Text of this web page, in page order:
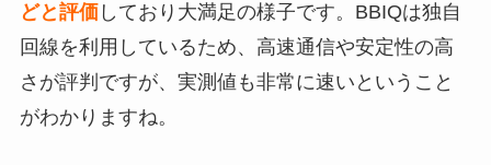
どと評価しており大満足の様子です。BBIQは独自
回線を利用しているため、高速通信や安定性の高
さが評判ですが、実測値も非常に速いということ
がわかりますね。